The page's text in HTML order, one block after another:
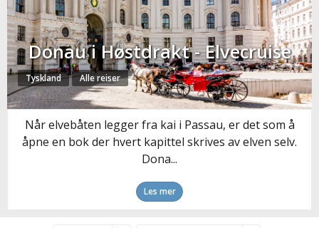
Donau i Høstdrakt - Elvecruise
Tyskland Alle reiser
Når elvebåten legger fra kai i Passau, er det som å
åpne en bok der hvert kapittel skrives av elven selv.
Dona...
Les mer